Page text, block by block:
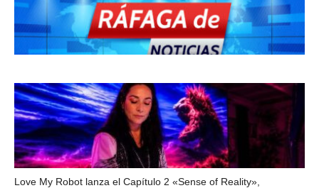
Love My Robot lanza el Capítulo 2 «Sense of Reality»,